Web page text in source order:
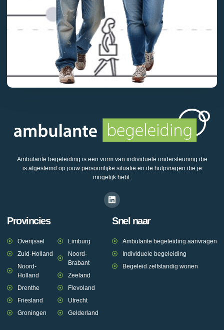
Ambulante begeleiding is een vorm van individuele ondersteuning die
is afgestemd op jouw persoonlijke situatie en de hulpvragen die je
mogelijk hebt.
Provincies
Overijssel
Zuid-Holland
Noord-
Holland
Drenthe
Friesland
Groningen
Limburg
Noord-
Brabant
Zeeland
Flevoland
Utrecht
Gelderland
Snel naar
Ambulante begeleiding aanvragen
Individuele begeleiding
Begeleid zelfstandig wonen